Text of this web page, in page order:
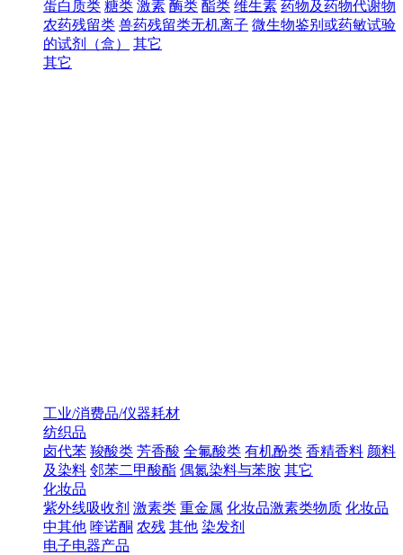
蛋白质类 糖类 激素 酶类 酯类 维生素 药物及药物代谢物
农药残留类 兽药残留类无机离子 微生物鉴别或药敏试验
的试剂（盒）
其它
其它
工业/消费品/仪器耗材
纺织品
卤代苯 羧酸类 芳香酸 全氟酸类 有机酚类 香精香料 颜料
及染料 邻苯二甲酸酯 偶氮染料与苯胺 其它
化妆品
紫外线吸收剂 激素类 重金属 化妆品激素类物质 化妆品
中其他 喹诺酮 农残 其他 染发剂
电子电器产品